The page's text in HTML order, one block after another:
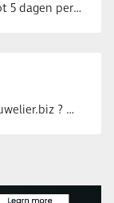
VERKOOPMEDEWERKER HORLOGES 4 tot 5 dagen per week Heb jij een passie voor …
Uw vacature voor 4 weken op www.dejuwelier.biz ? Neem dan contact op met …